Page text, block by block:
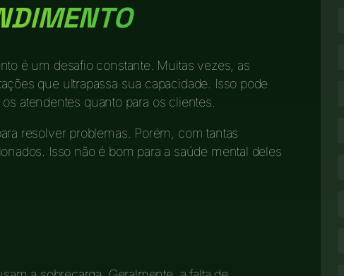
é um desafio constante. Muitas vezes, as
que ultrapassa sua capacidade. Isso pode
atendentes quanto para os clientes.
resolver problemas. Porém, com tantas
Isso não é bom para a saúde mental deles